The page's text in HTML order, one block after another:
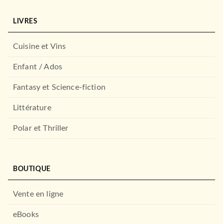
LIVRES
Cuisine et Vins
Enfant / Ados
Fantasy et Science-fiction
Littérature
Polar et Thriller
BOUTIQUE
Vente en ligne
eBooks